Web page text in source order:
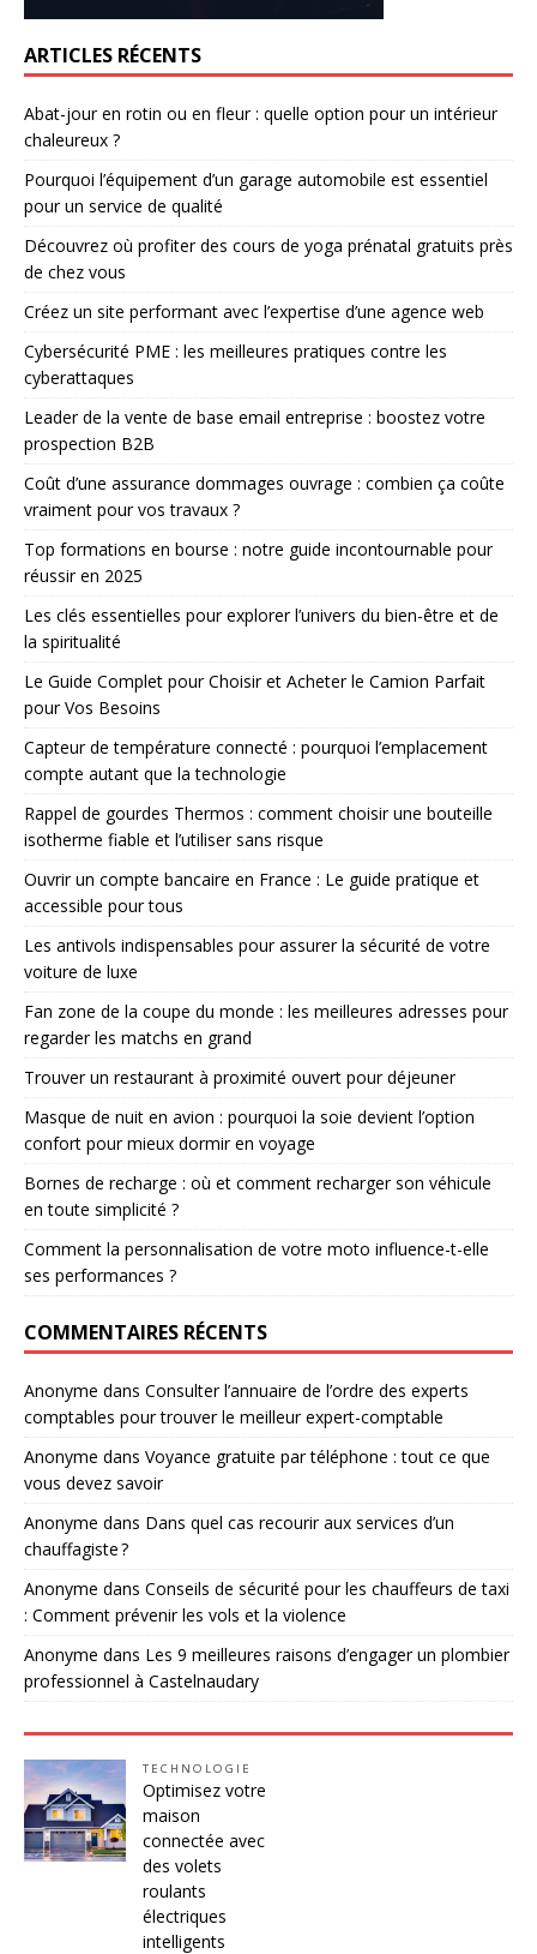
ARTICLES RÉCENTS
Abat-jour en rotin ou en fleur : quelle option pour un intérieur
chaleureux ?
Pourquoi l’équipement d’un garage automobile est essentiel
pour un service de qualité
Découvrez où profiter des cours de yoga prénatal gratuits près
de chez vous
Créez un site performant avec l’expertise d’une agence web
Cybersécurité PME : les meilleures pratiques contre les
cyberattaques
Leader de la vente de base email entreprise : boostez votre
prospection B2B
Coût d’une assurance dommages ouvrage : combien ça coûte
vraiment pour vos travaux ?
Top formations en bourse : notre guide incontournable pour
réussir en 2025
Les clés essentielles pour explorer l’univers du bien-être et de
la spiritualité
Le Guide Complet pour Choisir et Acheter le Camion Parfait
pour Vos Besoins
Capteur de température connecté : pourquoi l’emplacement
compte autant que la technologie
Rappel de gourdes Thermos : comment choisir une bouteille
isotherme fiable et l’utiliser sans risque
Ouvrir un compte bancaire en France : Le guide pratique et
accessible pour tous
Les antivols indispensables pour assurer la sécurité de votre
voiture de luxe
Fan zone de la coupe du monde : les meilleures adresses pour
regarder les matchs en grand
Trouver un restaurant à proximité ouvert pour déjeuner
Masque de nuit en avion : pourquoi la soie devient l’option
confort pour mieux dormir en voyage
Bornes de recharge : où et comment recharger son véhicule
en toute simplicité ?
Comment la personnalisation de votre moto influence-t-elle
ses performances ?
COMMENTAIRES RÉCENTS
Anonyme dans Consulter l’annuaire de l’ordre des experts
comptables pour trouver le meilleur expert-comptable
Anonyme dans Voyance gratuite par téléphone : tout ce que
vous devez savoir
Anonyme dans Dans quel cas recourir aux services d’un
chauffagiste ?
Anonyme dans Conseils de sécurité pour les chauffeurs de taxi
: Comment prévenir les vols et la violence
Anonyme dans Les 9 meilleures raisons d’engager un plombier
professionnel à Castelnaudary
TECHNOLOGIE
Optimisez votre
maison
connectée avec
des volets
roulants
électriques
intelligents